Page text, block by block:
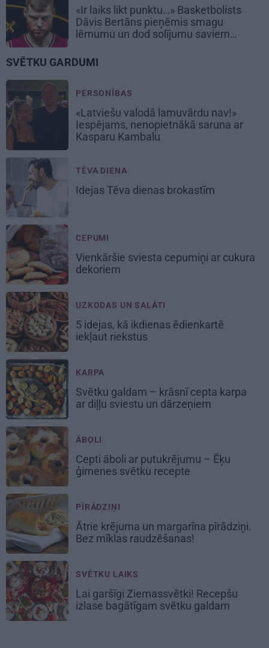
«Ir laiks likt punktu…» Basketbolists
Dāvis Bertāns pieņēmis smagu
lēmumu un dod solījumu saviem
SVĒTKU GARDUMI
PERSONĪBAS
«Latviešu valodā lamuvārdu nav!»
Iespējams, nenopietnākā saruna ar
Kasparu Kambalu
TĒVA DIENA
Idejas Tēva dienas brokastīm
CEPUMI
Vienkāršie sviesta cepumiņi ar cukura
dekoriem
UZKODAS UN SALĀTI
5 idejas, kā ikdienas ēdienkartē
iekļaut riekstus
KARPA
Svētku galdam – krāsnīcepta karpa
ar diļļu sviestu un dārzeņiem
ĀBOLI
Cepti āboli ar putukrējumu – Ēķu
ģimenes svētku recepte
PĪRĀDZIŅI
Ātrie krējuma un margarīna pīrādziņi.
Bez mīklas raudzēšanas!
SVĒTKU LAIKS
Lai garšīgi Ziemassvētki! Recepšu
izlase bagātīgam svētku galdam